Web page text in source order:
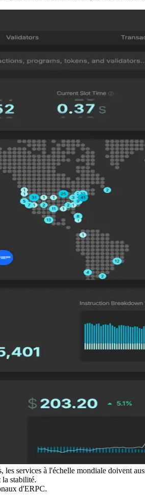
services à l'échelle mondiale doivent
la stabilité.
d'ERPC.